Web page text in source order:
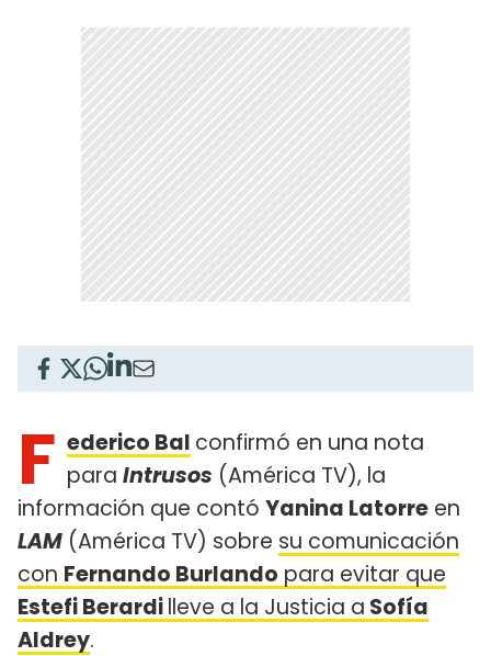
F ederico Bal confirmó en una nota
para Intrusos (América TV), la
información que contó Yanina Latorre en
LAM (América TV) sobre su comunicación
con Fernando Burlando para evitar que
Estefi Berardilleve a la Justicia a Sofía
Aldrey.